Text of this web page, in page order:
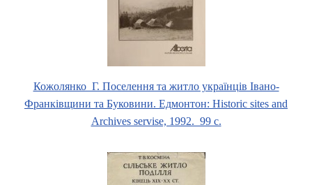
Кожолянко Г. Поселення та житло українців Івано-
Франківщини та Буковини. Едмонтон: Historic sites and
Archives servise, 1992. 99 с.